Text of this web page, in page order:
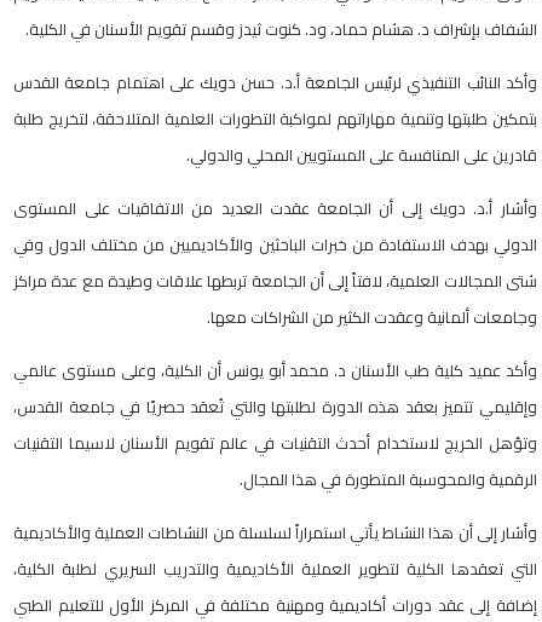
الشفاف بإشراف د. هشام حماد، ود. كنوت ثيدز وقسم تقويم الأسنان في الكلية.
وأكد النائب التنفيذي لرئيس الجامعة أ.د. حسن دويك على اهتمام جامعة القدس
بتمكين طلبتها وتنمية مهاراتهم لمواكبة التطورات العلمية المتلاحقة، لتخريج طلبة
قادرين على المنافسة على المستويين المحلي والدولي.
وأشار أ.د. دويك إلى أن الجامعة عقدت العديد من الاتفاقيات على المستوى
الدولي بهدف الاستفادة من خبرات الباحثين والأكاديميين من مختلف الدول وفي
شتى المجالات العلمية، لافتاً إلى أن الجامعة تربطها علاقات وطيدة مع عدة مراكز
وجامعات ألمانية وعقدت الكثير من الشراكات معها.
وأكد عميد كلية طب الأسنان د. محمد أبو يونس أن الكلية، وعلى مستوى عالمي
وإقليمي تتميز بعقد هذه الدورة لطلبتها والتي تُعقد حصريًا في جامعة القدس،
وتؤهل الخريج لاستخدام أحدث التقنيات في عالم تقويم الأسنان لاسيما التقنيات
الرقمية والمحوسبة المتطورة في هذا المجال.
وأشار إلى أن هذا النشاط يأتي استمراراً لسلسلة من النشاطات العملية والأكاديمية
التي تعقدها الكلية لتطوير العملية الأكاديمية والتدريب السريري لطلبة الكلية،
إضافة إلى عقد دورات أكاديمية ومهنية مختلفة في المركز الأول للتعليم الطبي